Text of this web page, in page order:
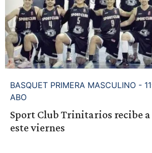
BASQUET PRIMERA MASCULINO -
ABO
Sport Club Trinitarios recibe
este viernes